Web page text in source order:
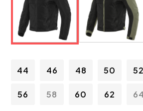
44 46 48 50 52
56 58 60 62 64